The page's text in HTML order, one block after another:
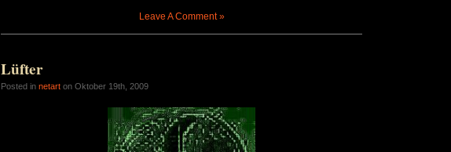
Leave A Comment »
Lüfter
Posted in netart on Oktober 19th, 2009